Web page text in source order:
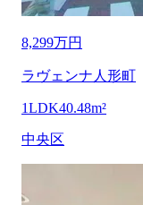
8,299万円
ラヴェンナ人形町
1LDK40.48m²
中央区